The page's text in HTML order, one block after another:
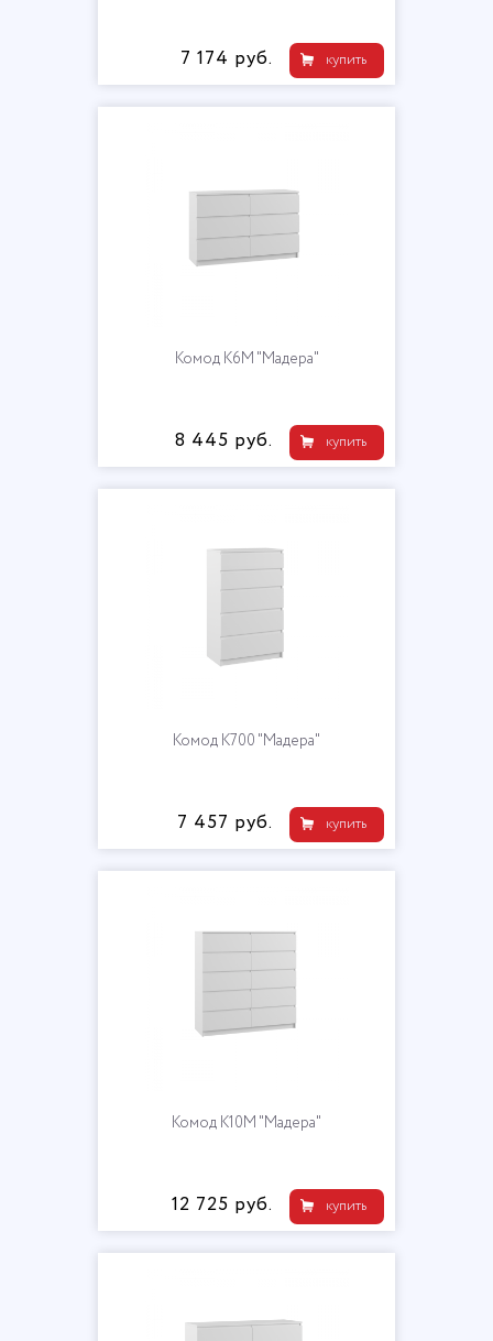
купить
7 174 руб.
Комод К6М "Мадера"
купить
8 445 руб.
Комод К700 "Мадера"
купить
7 457 руб.
Комод К10М "Мадера"
купить
12 725 руб.